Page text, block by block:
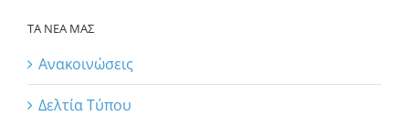
ΤΑ ΝΕΑ ΜΑΣ
Ανακοινώσεις
Δελτία Τύπου